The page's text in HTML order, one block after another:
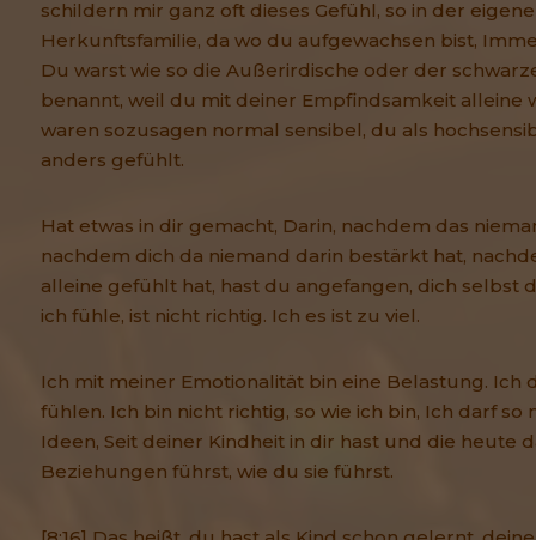
schildern mir ganz oft dieses Gefühl, so in der
Herkunftsfamilie, da wo du aufgewachsen bist,
Du warst wie so die Außerirdische oder der
benannt, weil du mit deiner Empfindsamkeit alleine
waren sozusagen normal sensibel, du als
anders gefühlt.
Hat etwas in dir gemacht, Darin, nachdem das
nachdem dich da niemand darin bestärkt hat,
alleine gefühlt hat, hast du angefangen, dich selbst
ich fühle, ist nicht richtig. Ich es ist zu viel.
Ich mit meiner Emotionalität bin eine Belastung. Ich
fühlen. Ich bin nicht richtig, so wie ich bin, Ich darf so
Ideen, Seit deiner Kindheit in dir hast und die heute
Beziehungen führst, wie du sie führst.